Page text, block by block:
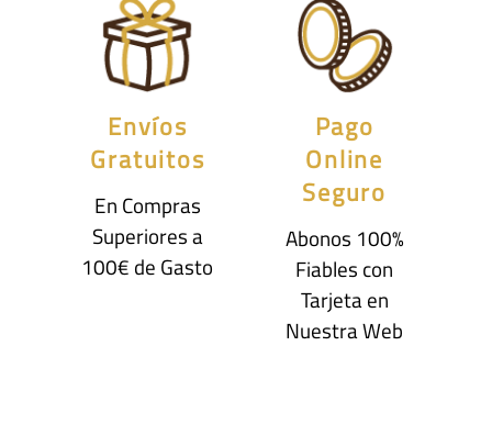
Envíos
Gratuitos
En Compras
Superiores a
100€ de Gasto
Pago
Online
Seguro
Abonos 100%
Fiables con
Tarjeta en
Nuestra Web